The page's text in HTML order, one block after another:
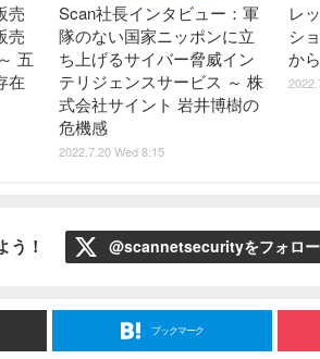
売
売
五
在
Scan社長インタビュー：軍
隊のない国家ニッポンに立
ち上げるサイバー脅威イン
テリジェンスサービス ～ 株
式会社サイント 岩井博樹の
危機感
2022.7.20 Wed 8:15
レ
シ
か
！ @scannetsecurityをフォロー
ブックマーク